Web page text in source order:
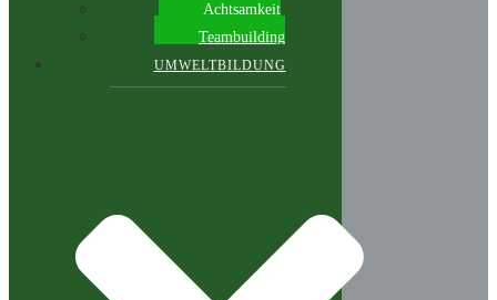
Achtsamkeit
Teambuilding
UMWELTBILDUNG